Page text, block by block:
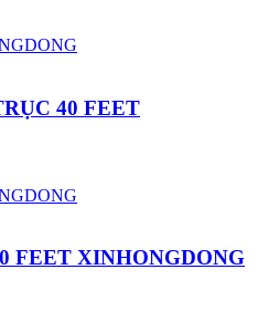
40 FEET
FEET XINHONGDONG